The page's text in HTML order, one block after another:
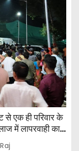
से एक ही परिवार के
में लापरवाही का